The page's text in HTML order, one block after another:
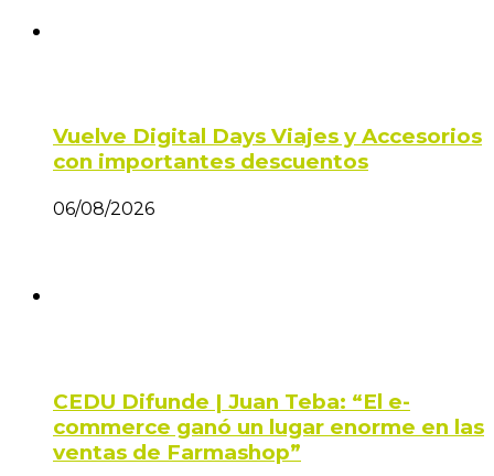
Vuelve Digital Days Viajes y Accesorios
con importantes descuentos
06/08/2026
CEDU Difunde | Juan Teba: “El e-
commerce ganó un lugar enorme en las
ventas de Farmashop”